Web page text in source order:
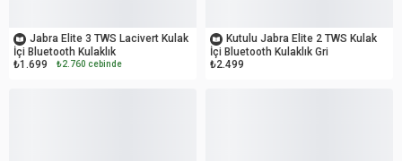
Jabra Elite 3 TWS Lacivert Kulak
İçi Bluetooth Kulaklık
₺1.699
₺2.760 cebinde
Kutulu Jabra Elite 2 TWS Kulak
İçi Bluetooth Kulaklık Gri
₺2.499